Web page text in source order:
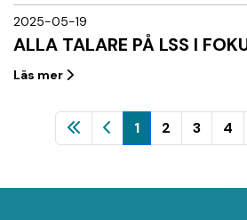
2025-05-19
ALLA TALARE PÅ LSS I
Läs mer
1 2 3 4